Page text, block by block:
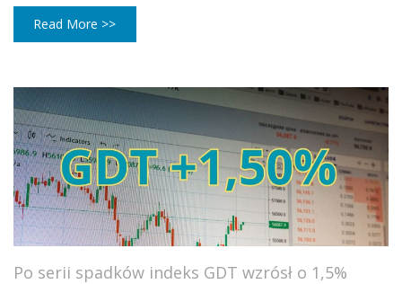
Read More >>
Po serii spadków indeks GDT wzrósł o 1,5%